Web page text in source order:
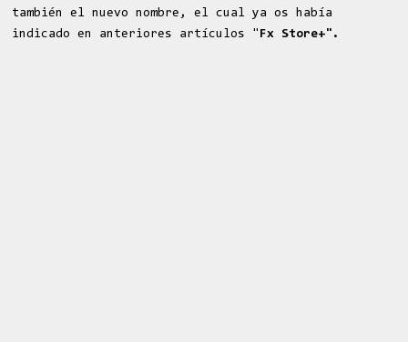
también el nuevo nombre, el cual ya os había
indicado en anteriores artículos " Fx Store+".